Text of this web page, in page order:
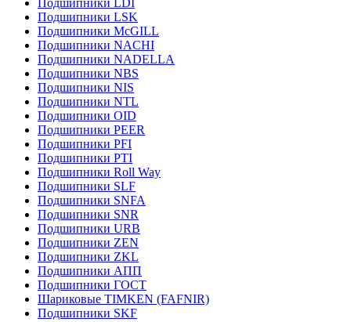
Подшипники LDI
Подшипники LSK
Подшипники McGILL
Подшипники NACHI
Подшипники NADELLA
Подшипники NBS
Подшипники NIS
Подшипники NTL
Подшипники OID
Подшипники PEER
Подшипники PFI
Подшипники PTI
Подшипники Roll Way
Подшипники SLF
Подшипники SNFA
Подшипники SNR
Подшипники URB
Подшипники ZEN
Подшипники ZKL
Подшипники АПП
Подшипники ГОСТ
Шариковые ТІMKEN (FAFNIR)
Подшипники SKF